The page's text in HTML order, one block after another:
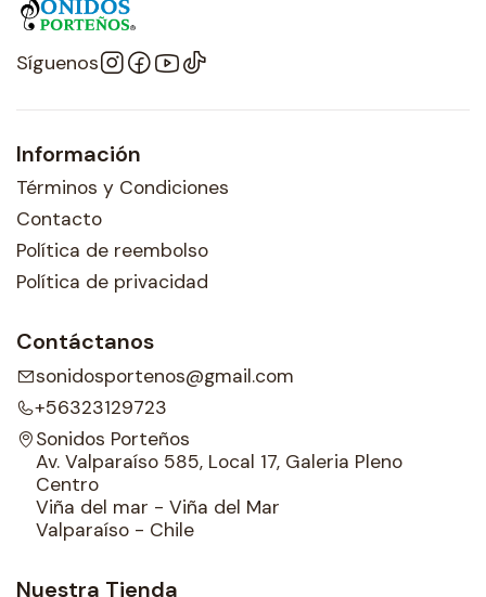
Síguenos
Información
Términos y Condiciones
Contacto
Política de reembolso
Política de privacidad
Contáctanos
sonidosportenos@gmail.com
+56323129723
Sonidos Porteños
Av. Valparaíso 585, Local 17, Galeria Pleno
Centro
Viña del mar - Viña del Mar
Valparaíso - Chile
Nuestra Tienda